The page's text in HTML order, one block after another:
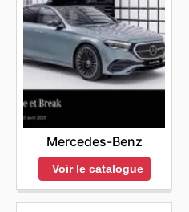
Mercedes-Benz
Voir le catalogue